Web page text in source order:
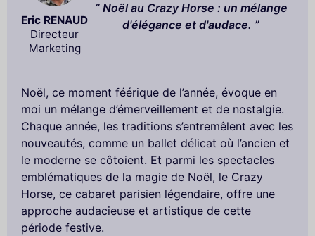
Eric RENAUD
Directeur
Marketing
Noël au Crazy Horse : un mélange
d'élégance et d'audace.
Noël, ce moment féérique de l’année, évoque en
moi un mélange d’émerveillement et de nostalgie.
Chaque année, les traditions s’entremêlent avec les
nouveautés, comme un ballet délicat où l’ancien et
le moderne se côtoient. Et parmi les spectacles
emblématiques de la magie de Noël, le Crazy
Horse, ce cabaret parisien légendaire, offre une
approche audacieuse et artistique de cette
période festive.